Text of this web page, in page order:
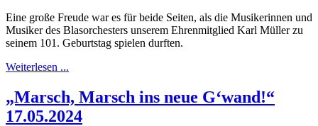
Eine große Freude war es für beide Seiten, als die Musikerinnen und
Musiker des Blasorchesters unserem Ehrenmitglied Karl Müller zu
seinem 101. Geburtstag spielen durften.
Weiterlesen ...
„Marsch, Marsch ins neue G‘wand!“
17.05.2024